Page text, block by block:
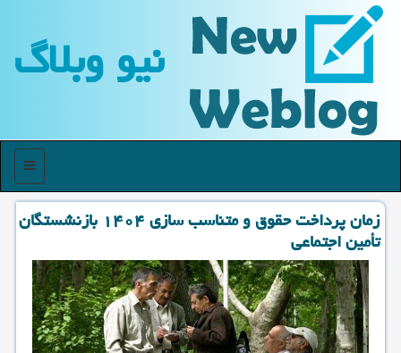
نیو وبلاگ
منو
زمان پرداخت حقوق و متناسب سازی ۱۴۰۴ بازنشستگان
تأمین اجتماعی